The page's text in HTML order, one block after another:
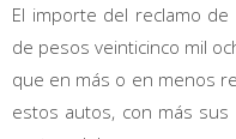
El importe del reclamo
de pesos veinticinco mil
que en más o en menos
estos autos, con más